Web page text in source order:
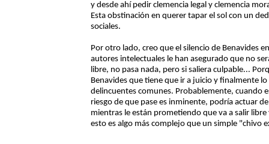
y desde ahí pedir clemencia legal y clemencia
Esta obstinación en querer tapar el sol con un
sociales.
Por otro lado, creo que el silencio de Benavides
autores intelectuales le han asegurado que no
libre, no pasa nada, pero si saliera culpable...
Benavides que tiene que ir a juicio y finalmente
delincuentes comunes. Probablemente, cuando
riesgo de que pase es inminente, podría actuar
mientras le están prometiendo que va a salir
esto es algo más complejo que un simple "chivo